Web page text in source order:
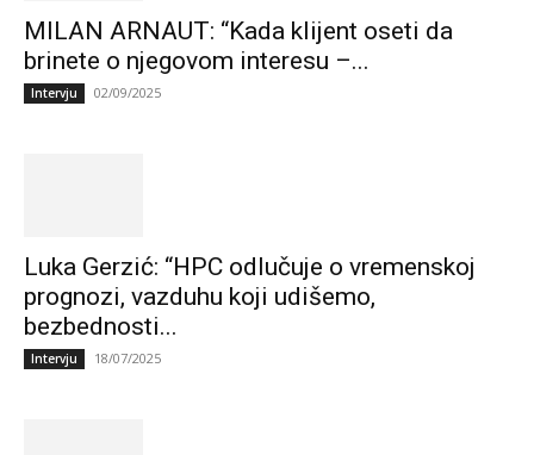
MILAN ARNAUT: “Kada klijent oseti da
brinete o njegovom interesu –...
Intervju 02/09/2025
Luka Gerzić: “HPC odlučuje o vremenskoj
prognozi, vazduhu koji udišemo,
bezbednosti...
Intervju 18/07/2025